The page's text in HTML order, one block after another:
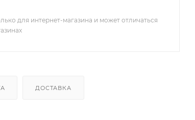
для интернет-магазина и может отличаться
ДОСТАВКА